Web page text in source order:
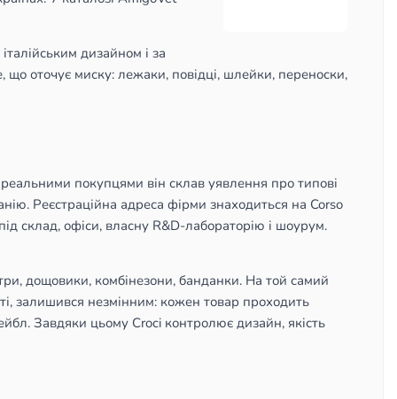
дизайном і за
що оточує миску: лежаки, повідці, шлейки, переноски,
реальними покупцями він склав уявлення про типові
Реєстраційна адреса фірми знаходиться на Corso
склад, офіси, власну R&D-лабораторію і шоурум.
дощовики, комбінезони, банданки. На той самий
залишився незмінним: кожен товар проходить
Завдяки цьому Croci контролює дизайн, якість